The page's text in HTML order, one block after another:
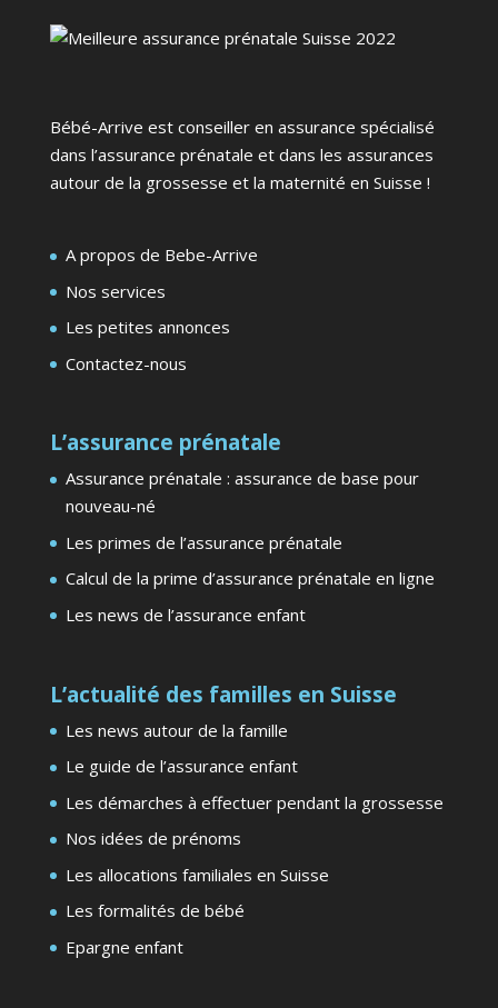
Bébé-Arrive est conseiller en assurance spécialisé
dans l’assurance prénatale et dans les assurances
autour de la grossesse et la maternité en Suisse !
A propos de Bebe-Arrive
Nos services
Les petites annonces
Contactez-nous
L’assurance prénatale
Assurance prénatale : assurance de base pour
nouveau-né
Les primes de l’assurance prénatale
Calcul de la prime d’assurance prénatale en ligne
Les news de l’assurance enfant
L’actualité des familles en Suisse
Les news autour de la famille
Le guide de l’assurance enfant
Les démarches à effectuer pendant la grossesse
Nos idées de prénoms
Les allocations familiales en Suisse
Les formalités de bébé
Epargne enfant